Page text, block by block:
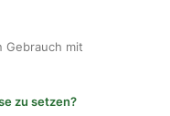
Gebrauch mit
zu setzen?